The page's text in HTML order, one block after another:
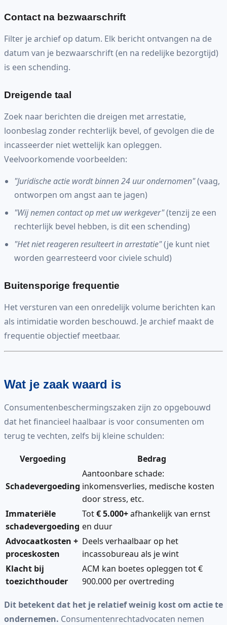
Contact na bezwaarschrift
Filter je archief op datum. Elk bericht ontvangen na de
datum van je bezwaarschrift (en na redelijke bezorgtijd)
is een schending.
Dreigende taal
Zoek naar berichten die dreigen met arrestatie,
loonbeslag zonder rechterlijk bevel, of gevolgen die de
incasseerder niet wettelijk kan opleggen.
Veelvoorkomende voorbeelden:
"Juridische actie wordt binnen 24 uur ondernomen"(vaag,
ontworpen om angst aan te jagen)
"Wij nemen contact op met uw werkgever"(tenzij ze een
rechterlijk bevel hebben, is dit een schending)
"Het niet reageren resulteert in arrestatie"(je kunt niet
worden gearresteerd voor civiele schuld)
Buitensporige frequentie
Het versturen van een onredelijk volume berichten kan
als intimidatie worden beschouwd. Je archief maakt de
frequentie objectief meetbaar.
Wat je zaak waard is
Consumentenbeschermingszaken zijn zo opgebouwd
dat het financieel haalbaar is voor consumenten om
terug te vechten, zelfs bij kleine schulden:
Vergoeding Bedrag
Schadevergoeding
Aantoonbare schade:
inkomensverlies, medische kosten
door stress, etc.
Immateriële
schadevergoeding
Tot€ 5.000+afhankelijk van ernst
en duur
Advocaatkosten +
proceskosten
Deels verhaalbaar op het
incassobureau als je wint
Klacht bij
toezichthouder
ACM kan boetes opleggen tot €
900.000 per overtreding
Dit betekent dat het je relatief weinig kost om actie te
ondernemen. Consumentenrechtadvocaten nemen